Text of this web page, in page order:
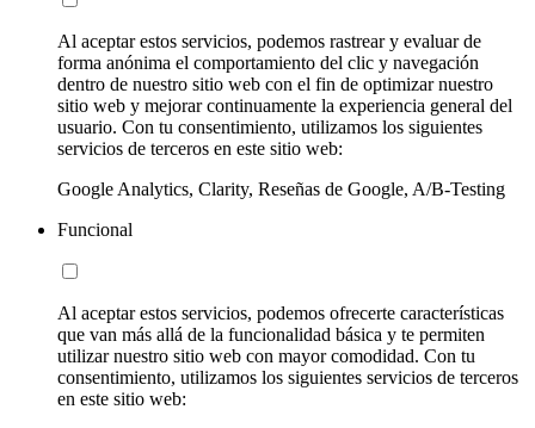
Al aceptar estos servicios, podemos rastrear y evaluar de
forma anónima el comportamiento del clic y navegación
dentro de nuestro sitio web con el fin de optimizar nuestro
sitio web y mejorar continuamente la experiencia general del
usuario. Con tu consentimiento, utilizamos los siguientes
servicios de terceros en este sitio web:
Google Analytics, Clarity, Reseñas de Google, A/B-Testing
Funcional
Al aceptar estos servicios, podemos ofrecerte características
que van más allá de la funcionalidad básica y te permiten
utilizar nuestro sitio web con mayor comodidad. Con tu
consentimiento, utilizamos los siguientes servicios de terceros
en este sitio web: